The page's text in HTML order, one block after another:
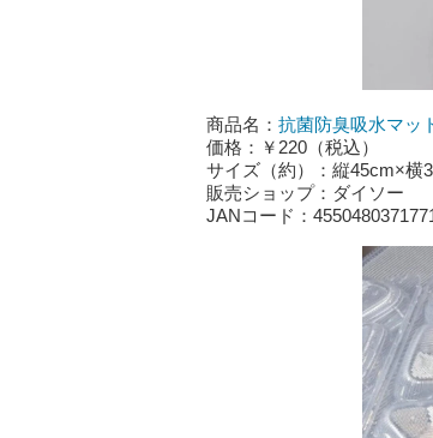
商品名： 抗菌防臭吸水マッ
価格：￥220（税込）
サイズ（約）：縦45cm×横
販売ショップ：ダイソー
JANコード：